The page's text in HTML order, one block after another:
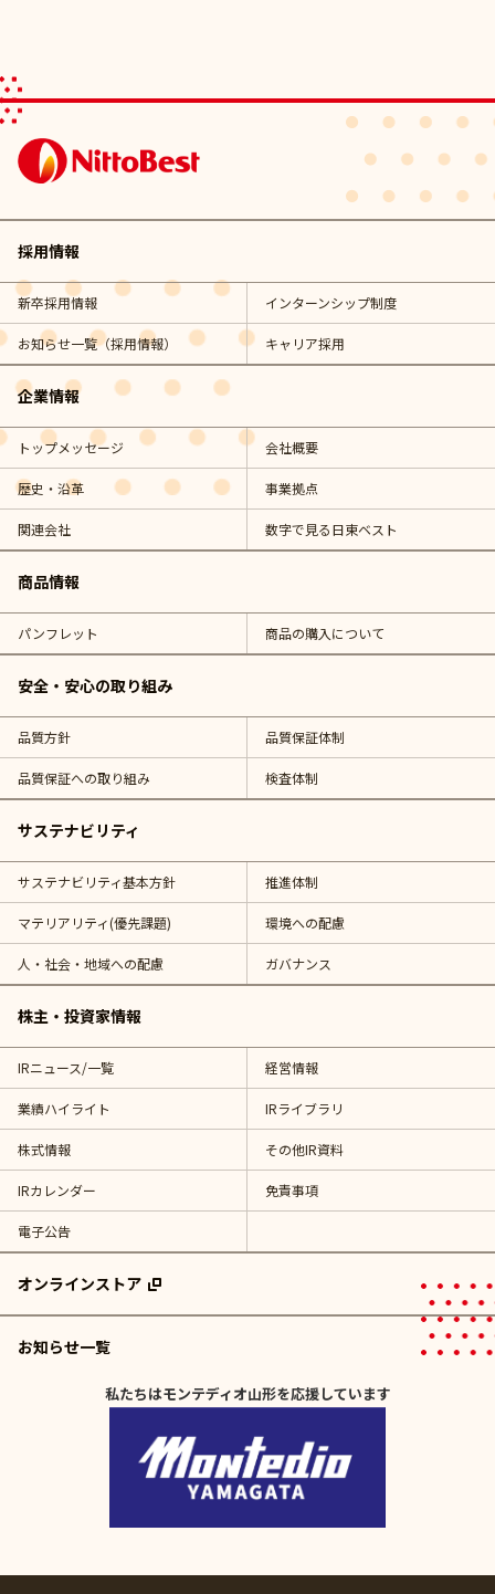
採用情報
新卒採用情報 インターンシップ制度
お知らせ一覧（採用情報） キャリア採用
企業情報
トップメッセージ 会社概要
歴史・沿革 事業拠点
関連会社 数字で見る日東ベスト
商品情報
パンフレット 商品の購入について
安全・安心の取り組み
品質方針 品質保証体制
品質保証への取り組み 検査体制
サステナビリティ
サステナビリティ基本方針 推進体制
マテリアリティ(優先課題) 環境への配慮
人・社会・地域への配慮 ガバナンス
株主・投資家情報
IRニュース/一覧 経営情報
業績ハイライト IRライブラリ
株式情報 その他IR資料
IRカレンダー 免責事項
電子公告
オンラインストア
お知らせ一覧
私たちはモンテディオ山形を応援しています